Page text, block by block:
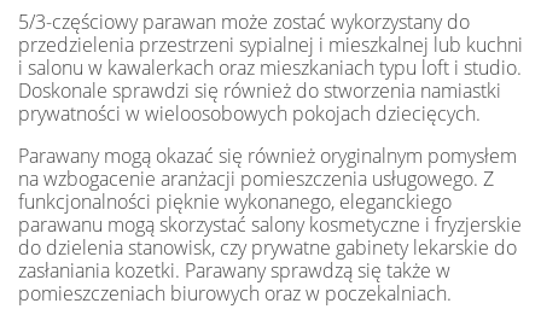
5/3-częściowy parawan może zostać wykorzystany do
przedzielenia przestrzeni sypialnej i mieszkalnej lub kuchni
i salonu w kawalerkach oraz mieszkaniach typu loft i studio.
Doskonale sprawdzi się również do stworzenia namiastki
prywatności w wieloosobowych pokojach dziecięcych.
Parawany mogą okazać się również oryginalnym pomysłem
na wzbogacenie aranżacji pomieszczenia usługowego. Z
funkcjonalności pięknie wykonanego, eleganckiego
parawanu mogą skorzystać salony kosmetyczne i fryzjerskie
do dzielenia stanowisk, czy prywatne gabinety lekarskie do
zasłaniania kozetki. Parawany sprawdzą się także w
pomieszczeniach biurowych oraz w poczekalniach.